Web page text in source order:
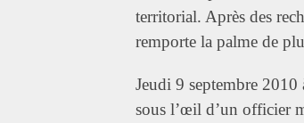
territorial. Après des
remporte la palme de
Jeudi 9 septembre 2010
sous l’œil d’un officier